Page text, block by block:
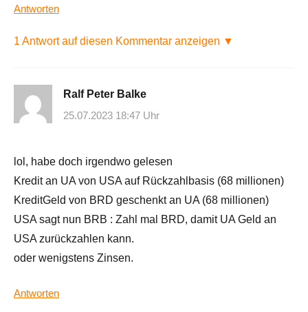
Antworten
1 Antwort auf diesen Kommentar anzeigen ▼
Ralf Peter Balke
25.07.2023 18:47 Uhr
lol, habe doch irgendwo gelesen
Kredit an UA von USA auf Rückzahlbasis (68 millionen)
KreditGeld von BRD geschenkt an UA (68 millionen)
USA sagt nun BRB : Zahl mal BRD, damit UA Geld an
USA zurückzahlen kann.
oder wenigstens Zinsen.
Antworten